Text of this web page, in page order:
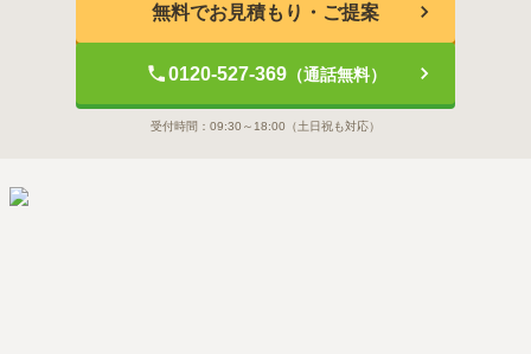
無料でお見積もり・ご提案
0120-527-369（通話無料）
受付時間： 09:30～18:00 （土日祝も対応）